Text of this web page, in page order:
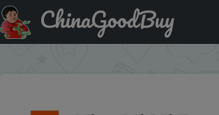
Придбати по знижці $3/15 Xiaomi Band 3
ChinaGoodBuy